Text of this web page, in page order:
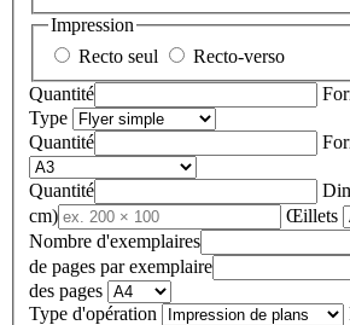
Impression
Recto seul
Recto-verso
Quantité
Type
Quantité
Quantité
cm)
Œillets
Nombre d'exemplaires
de pages par exemplaire
des pages
Type d'opération